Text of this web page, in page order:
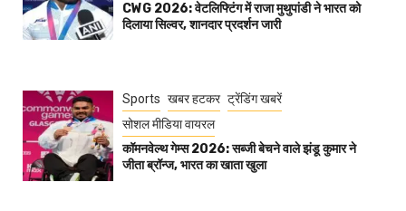
CWG 2026: वेटलिफ्टिंग में राजा मुथुपांडी ने भारत को
दिलाया सिल्वर, शानदार प्रदर्शन जारी
Sports खबर हटकर ट्रेंडिंग खबरें
सोशल मीडिया वायरल
कॉमनवेल्थ गेम्स 2026: सब्जी बेचने वाले झंडू कुमार ने
जीता ब्रॉन्ज, भारत का खाता खुला